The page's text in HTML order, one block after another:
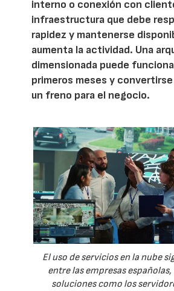
interno o conexión con
infraestructura que debe
rapidez y mantenerse
aumenta la actividad. Una
dimensionada puede
primeros meses y
un freno para el negocio.
El uso de servicios en la nube
entre las empresas
soluciones como los